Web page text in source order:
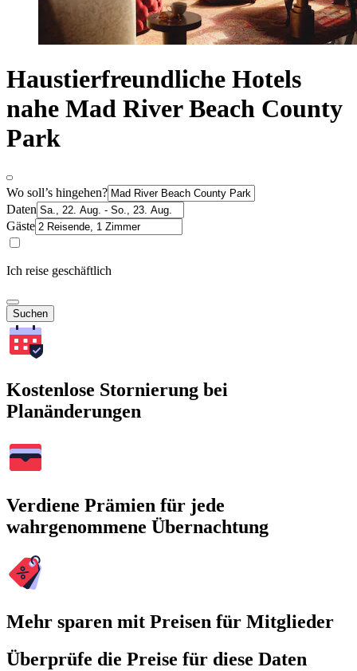
Haustierfreundliche Hotels
nahe Mad River Beach County
Park
Wo soll’s hingehen?
Daten
Gäste
Ich reise geschäftlich
Suchen
Kostenlose Stornierung bei
Planänderungen
Verdiene Prämien für jede
wahrgenommene Übernachtung
Mehr sparen mit Preisen für Mitglieder
Überprüfe die Preise für diese Daten